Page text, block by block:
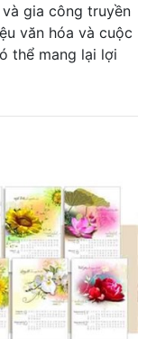
gia công truyền
văn hóa và cuộc
thể mang lại lợi